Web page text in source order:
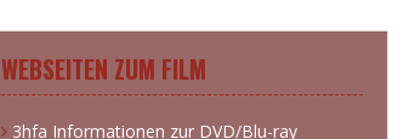
WEBSEITEN ZUM FILM
3hfa Informationen zur DVD/Blu-ray